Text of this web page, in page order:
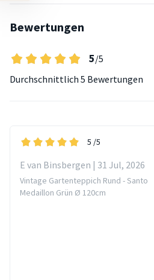
Bewertungen
5/5
Durchschnittlich 5 Bewertungen
5 /5
E van Binsbergen | 31 Jul, 2026
Vintage Gartenteppich Rund - Santo
Medaillon Grün Ø 120cm